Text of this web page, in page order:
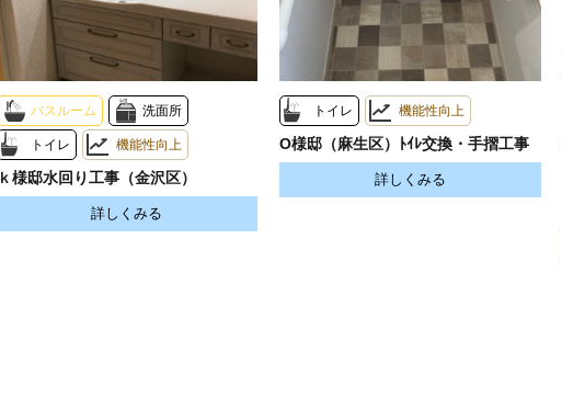
バスルーム 洗面所
トイレ 機能性向上
ｋ様邸水回り工事（金沢区）
詳しくみる
トイレ 機能性向上
O様邸（麻生区）ﾄｲﾚ交換・手摺工事
詳しくみる